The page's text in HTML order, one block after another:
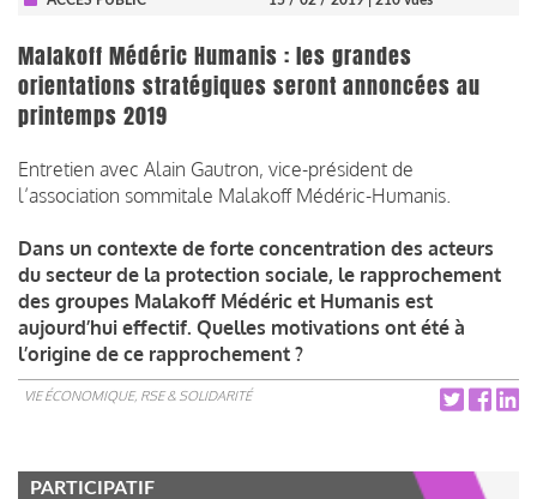
Malakoff Médéric Humanis : les grandes
orientations stratégiques seront annoncées au
printemps 2019
Entretien avec Alain Gautron, vice-président de
l’association sommitale Malakoff Médéric-Humanis.
Dans un contexte de forte concentration des acteurs
du secteur de la protection sociale, le rapprochement
des groupes Malakoff Médéric et Humanis est
aujourd’hui effectif. Quelles motivations ont été à
l’origine de ce rapprochement ?
VIE ÉCONOMIQUE, RSE & SOLIDARITÉ
PARTICIPATIF